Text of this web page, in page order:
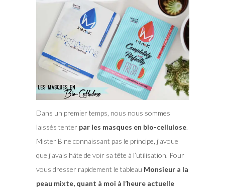
Dans un premier temps, nous nous sommes
laissés tenter par les masques en bio-cellulose.
Mister B ne connaissant pas le principe, j’avoue
que j’avais hâte de voir sa tête à l’utilisation. Pour
vous dresser rapidement le tableau Monsieur a la
peau mixte, quant à moi à l’heure actuelle